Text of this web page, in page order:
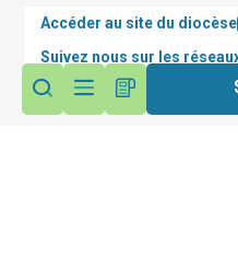
Accéder au site du diocèse
Suivez nous sur les